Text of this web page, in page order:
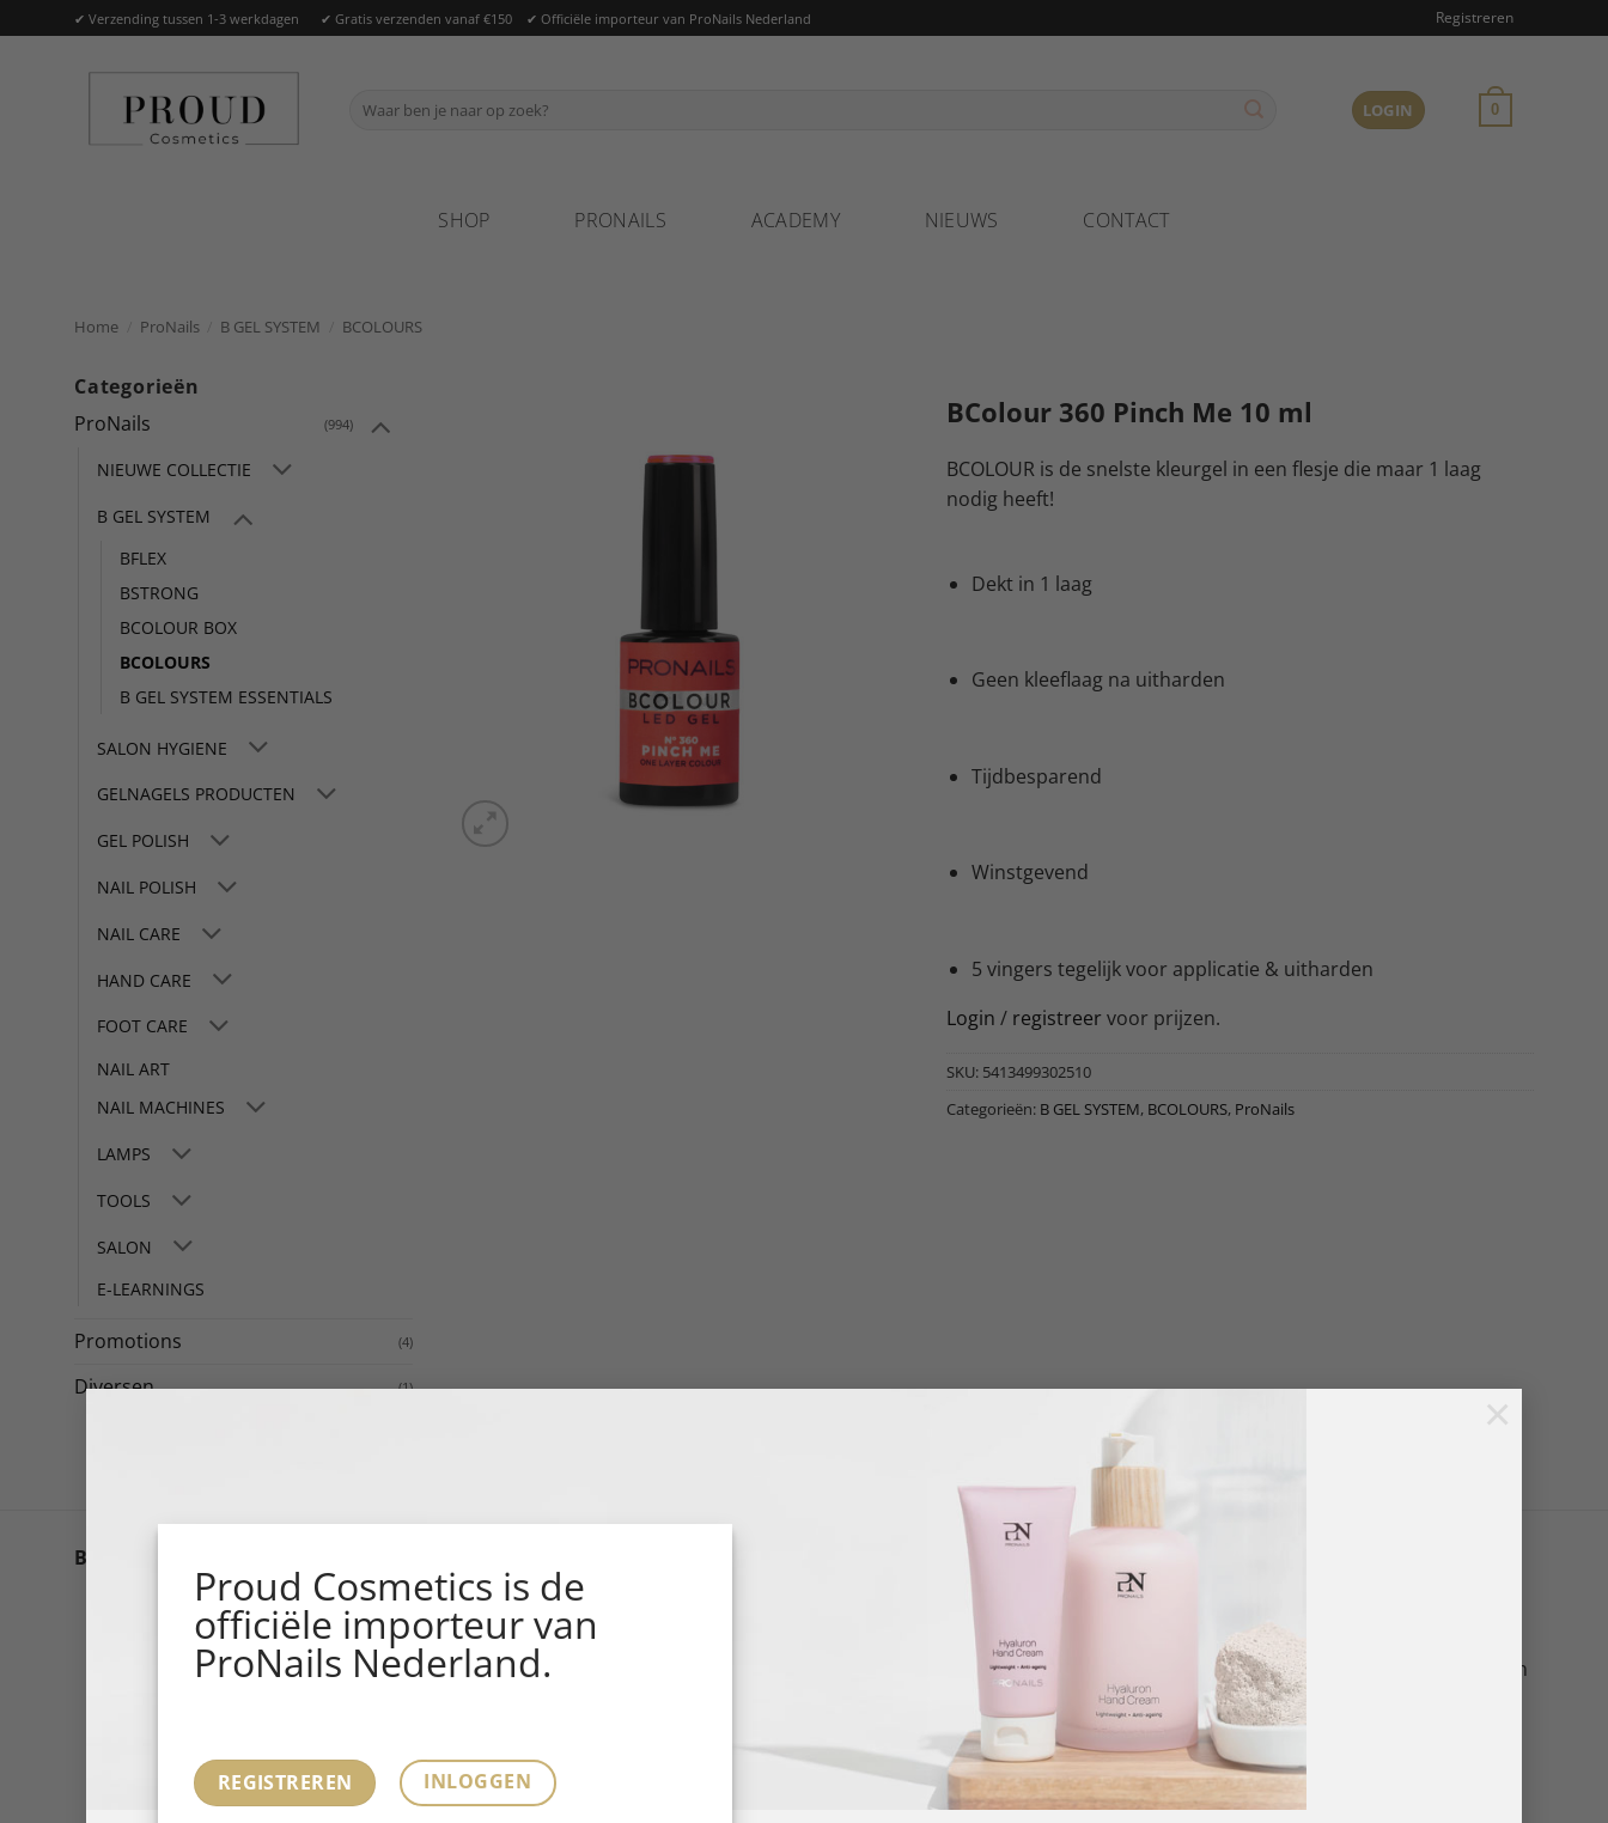
Proud Cosmetics is de
officiële importeur van
ProNails Nederland.
REGISTREREN INLOGGEN
×
naar
✔ Verzending tussen 1-3 werkdagen ✔ Gratis verzenden vanaf €150 ✔ Officiële importeur van ProNails Nederland Registreren
Zoeken
LOGIN 0
SHOP PRONAILS ACADEMY NIEUWS CONTACT
Home ProNails B GEL SYSTEM BCOLOURS
Categorieën
ProNails
(994)
NIEUWE COLLECTIE
B GEL SYSTEM
BFLEX
BSTRONG
BCOLOUR BOX
BCOLOURS
B GEL SYSTEM ESSENTIALS
SALON HYGIENE
GELNAGELS PRODUCTEN
GEL POLISH
NAIL POLISH
NAIL CARE
HAND CARE
FOOT CARE
NAIL ART
NAIL MACHINES
LAMPS
TOOLS
SALON
E-LEARNINGS
Promotions (4)
Diversen (1)
BColour 360 Pinch Me 10 ml
BCOLOUR is de snelste kleurgel in een flesje die maar 1 laag
nodig heeft!
Dekt in 1 laag
Geen kleeflaag na uitharden
Tijdbesparend
Winstgevend
5 vingers tegelijk voor applicatie & uitharden
Login / registreer voor prijzen.
SKU: 5413499302510
Categorieën: B GEL SYSTEM, BCOLOURS, ProNails
Beschrijving
BCOLOUR is de queen B onder de kleurgels, de snelste kleurgel in een flesje, dat bovenal dekkend is. Met één enkele laag bekom je
100% coverage, zonder strepen of wolkjes, zowel bij lichte als donkere kleuren.
Deze kleurengel combineer je met elke BFLEX en BSTRONG gel (ook bekend als BIAB). Met BCOLOUR is jouw B Gel systeem helemaal
compleet: je start met de zuurvrije Primer, kiest voor BLFEX of BSTRONG, combineert met een trendy BCOLOUR kleur en je hardt uit in
BCOLOUR is een ultra-gepigmenteerde kleurgel die in een dun laagjes moet worden aangebracht om goed te kunnen uitharden en is